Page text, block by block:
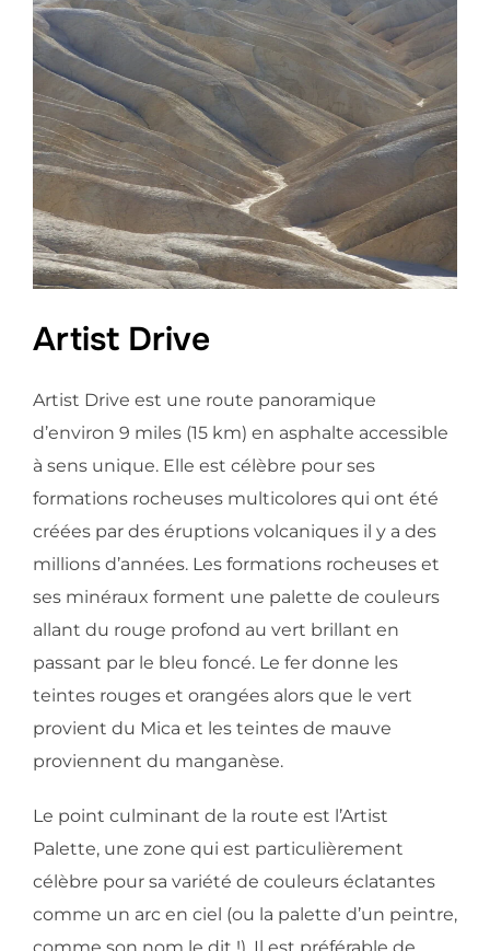
Artist Drive
Artist Drive est une route panoramique
d’environ 9 miles (15 km) en asphalte accessible
à sens unique. Elle est célèbre pour ses
formations rocheuses multicolores qui ont été
créées par des éruptions volcaniques il y a des
millions d’années. Les formations rocheuses et
ses minéraux forment une palette de couleurs
allant du rouge profond au vert brillant en
passant par le bleu foncé. Le fer donne les
teintes rouges et orangées alors que le vert
provient du Mica et les teintes de mauve
proviennent du manganèse.
Le point culminant de la route est l’Artist
Palette, une zone qui est particulièrement
célèbre pour sa variété de couleurs éclatantes
comme un arc en ciel (ou la palette d’un peintre,